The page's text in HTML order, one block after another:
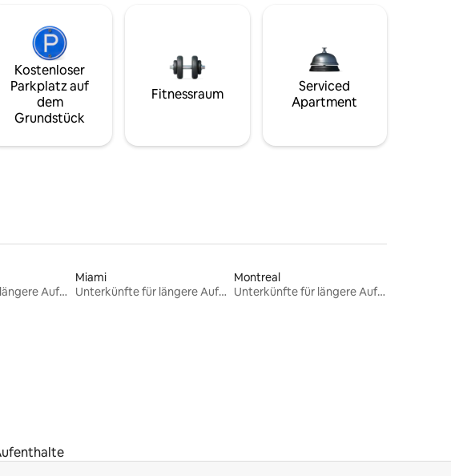
Kostenloser
Parkplatz auf
dem
Grundstück
Fitnessraum
Serviced
Apartment
Unterkünfte für längere Aufenthalte
Miami
Unterkünfte für längere Aufenthalte
Montreal
Unterkünfte für längere Aufenthalte